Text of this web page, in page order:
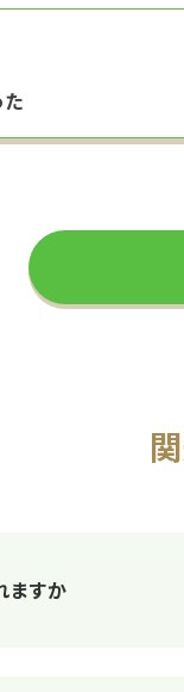
ますか